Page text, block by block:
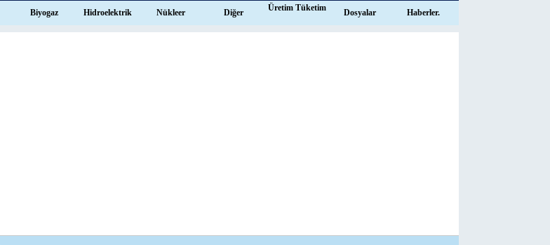
Biyogaz Hidroelektrik Nükleer Diğer Üretim Tüketim Dosyalar Haberler.